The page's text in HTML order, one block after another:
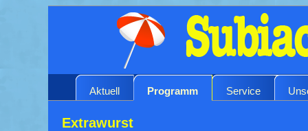
Aktuell Programm Service
Extrawurst